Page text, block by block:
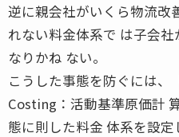
逆に親会社がいくら物流改
れない料金体系で は子会
なりかね ない。
こうした事態を防ぐには
Costing：活動基準原価計
態に則した料金 体系を設定